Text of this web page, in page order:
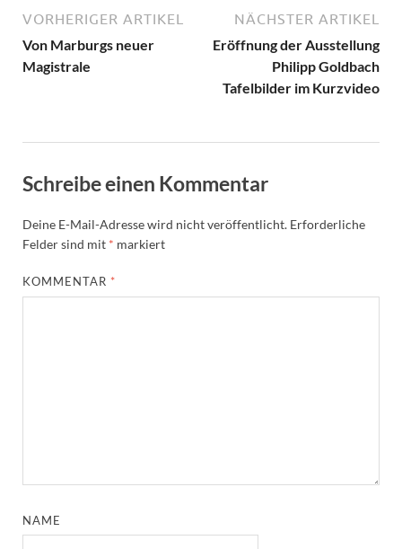
VORHERIGER ARTIKEL
Von Marburgs neuer
Magistrale
NÄCHSTER ARTIKEL
Eröffnung der Ausstellung
Philipp Goldbach
Tafelbilder im Kurzvideo
Schreibe einen Kommentar
Deine E-Mail-Adresse wird nicht veröffentlicht. Erforderliche
Felder sind mit * markiert
KOMMENTAR *
NAME